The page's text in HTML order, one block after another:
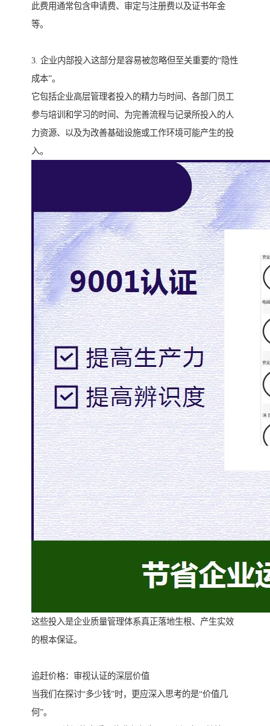
此费用通常包含申请费、审定与注册费以及证书年金
等。
3. 企业内部投入这部分是容易被忽略但至关重要的“隐性
成本”。
它包括企业高层管理者投入的精力与时间、各部门员工
参与培训和学习的时间、为完善流程与记录所投入的人
力资源、以及为改善基础设施或工作环境可能产生的投
入。
这些投入是企业质量管理体系真正落地生根、产生实效
的根本保证。
追赶价格：审视认证的深层价值
当我们在探讨“多少钱”时，更应深入思考的是“价值几
何”。